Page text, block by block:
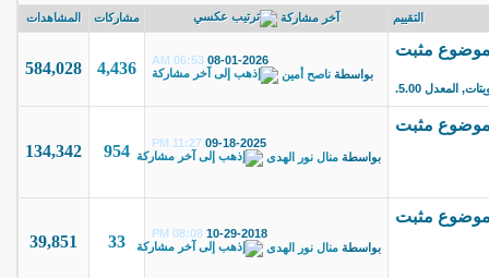
التقييم آخر مشاركة مشاركات المشاهدات
08-01-2026
06:53 AM
بواسطة ناصح أمين 4,436
584,028
09-18-2025
11:27 PM
بواسطة منال نور الهدى 954
134,342
10-29-2018
08:08 PM
بواسطة منال نور الهدى 33
39,851